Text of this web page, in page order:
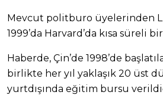
Mevcut politburo üyelerinden
1999’da Harvard’da kısa süreli
Haberde, Çin’de 1998’de
birlikte her yıl yaklaşık 20 üst
yurtdışında eğitim bursu